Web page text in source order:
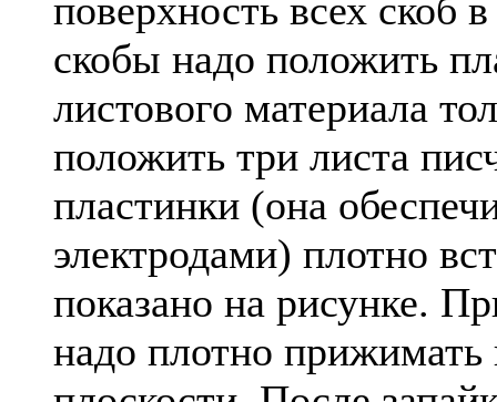
поверхность всех скоб
скобы надо положить
листового материала
положить три листа
пластинки (она
электродами) плотно
показано на рисунке.
надо плотно прижимать